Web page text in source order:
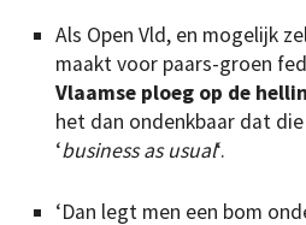
Als Open Vld, en mogelijk
maakt voor paars-groen
Vlaamse ploeg op de
het dan ondenkbaar dat
‘business as usual‘.
‘Dan legt men een bom